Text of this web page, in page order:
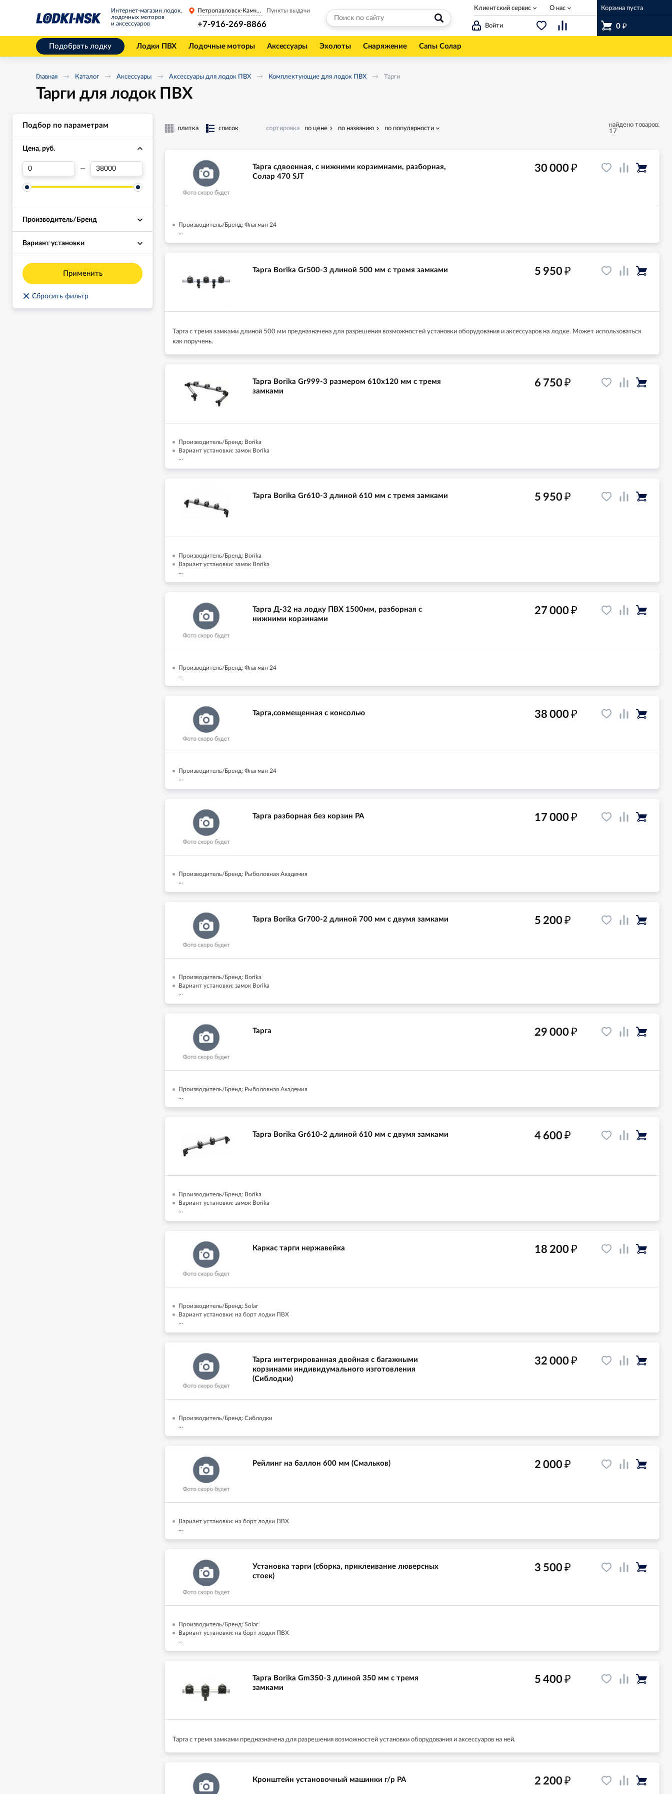
Интернет-магазин лодок,
лодочных моторов
и аксессуаров
Войти
Корзина пуста
0 ₽
Петропавловск-Камчатский Пункты выдачи
+7-916-269-8866
Клиентский сервис О нас
Подобрать лодку Лодки ПВХ Лодочные моторы Аксессуары Эхолоты Снаряжение Сапы Солар
Главная Каталог Аксессуары Аксессуары для лодок ПВХ Комплектующие для лодок ПВХ Тарги
Тарги для лодок ПВХ
Подбор по параметрам
Цена, руб.
—
Производитель/Бренд
Вариант установки
Применить
× Сбросить фильтр
плитка список сортировка по цене по названию по популярности
найдено товаров:
17
Тарга сдвоенная, с нижними корзимнами, разборная,
Солар 470 SJT
Производитель/Бренд: Флагман 24
...
30 000₽
Тарга Borika Gr500-3 длиной 500 мм с тремя замками
Тарга с тремя замками длиной 500 мм предназначена для разрешения возможностей установки оборудования и аксессуаров на лодке. Может использоваться
как поручень.
5 950₽
Тарга Borika Gr999-3 размером 610х120 мм с тремя
замками
Производитель/Бренд: Borika
Вариант установки: замок Borika
...
6 750₽
Тарга Borika Gr610-3 длиной 610 мм с тремя замками
Производитель/Бренд: Borika
Вариант установки: замок Borika
...
5 950₽
Тарга Д-32 на лодку ПВХ 1500мм, разборная с
нижними корзинами
Производитель/Бренд: Флагман 24
...
27 000₽
Тарга,совмещенная с консолью
Производитель/Бренд: Флагман 24
...
38 000₽
Тарга разборная без корзин РА
Производитель/Бренд: Рыболовная Академия
...
17 000₽
Тарга Borika Gr700-2 длиной 700 мм с двумя замками
Производитель/Бренд: Borika
Вариант установки: замок Borika
...
5 200₽
Тарга
Производитель/Бренд: Рыболовная Академия
...
29 000₽
Тарга Borika Gr610-2 длиной 610 мм с двумя замками
Производитель/Бренд: Borika
Вариант установки: замок Borika
...
4 600₽
Каркас тарги нержавейка
Производитель/Бренд: Solar
Вариант установки: на борт лодки ПВХ
...
18 200₽
Тарга интегрированная двойная с багажными
корзинами индивидумального изготовления
(Сиблодки)
Производитель/Бренд: Сиблодки
...
32 000₽
Рейлинг на баллон 600 мм (Смальков)
Вариант установки: на борт лодки ПВХ
...
2 000₽
Установка тарги (сборка, приклеивание люверсных
стоек)
Производитель/Бренд: Solar
Вариант установки: на борт лодки ПВХ
...
3 500₽
Тарга Borika Gm350-3 длиной 350 мм с тремя
замками
Тарга с тремя замками предназначена для разрешения возможностей установки оборудования и аксессуаров на ней.
5 400₽
Кронштейн установочный машинки г/р РА 2 200₽